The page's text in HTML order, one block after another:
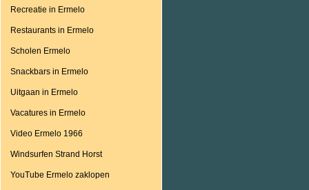
Recreatie in Ermelo
Restaurants in Ermelo
Scholen Ermelo
Snackbars in Ermelo
Uitgaan in Ermelo
Vacatures in Ermelo
Video Ermelo 1966
Windsurfen Strand Horst
YouTube Ermelo zaklopen